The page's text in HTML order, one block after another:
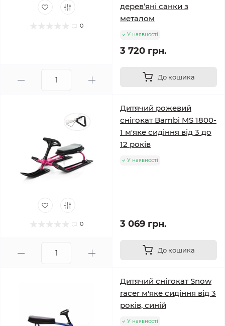
0
дерев’яні санки з
металом
У наявності
3 720 грн.
До кошика
0
Дитячий рожевий
снігокат Bambi MS 1800-
1 м'яке сидіння від 3 до
12 років
У наявності
3 069 грн.
До кошика
Дитячий снігокат Snow
racer м'яке сидіння від 3
років, синій
У наявності